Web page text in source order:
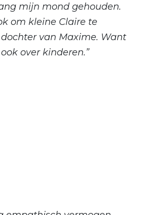
mijn mond gehouden.
om kleine Claire te
van Maxime. Want
over kinderen.”